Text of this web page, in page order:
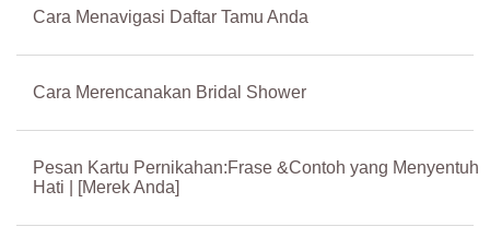
Cara Menavigasi Daftar Tamu Anda
Cara Merencanakan Bridal Shower
Pesan Kartu Pernikahan:Frase &Contoh yang Menyentuh
Hati | [Merek Anda]